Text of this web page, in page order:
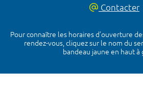
Contacter
Pour connaître les horaires d’ouverture
rendez-vous, cliquez sur le nom du
bandeau jaune en haut à